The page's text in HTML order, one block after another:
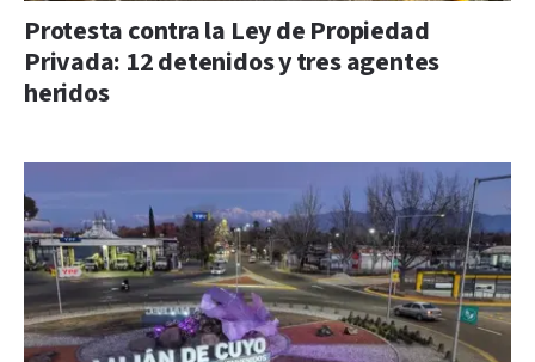
Protesta contra la Ley de Propiedad
Privada: 12 detenidos y tres agentes
heridos